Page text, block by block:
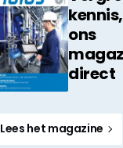
ons
direct
Lees het magazine